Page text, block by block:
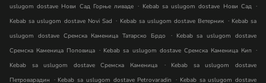
uslugom dostave Нови Сад Горње ливаде . Kebab sa uslugom dostave Нови Сад .
Kebab sa uslugom dostave Novi Sad . Kebab sa uslugom dostave Ветерник . Kebab sa
uslugom dostave Сремска Каменица Татарско Брдо
. Kebab sa uslugom dostave
Сремска Каменица Поповица . Kebab sa uslugom dostave Сремска Каменица Кип .
Kebab sa uslugom dostave Сремска Каменица
.
Kebab sa uslugom dostave
Петроварадин . Kebab sa uslugom dostave Petrovaradin . Kebab sa uslugom dostave